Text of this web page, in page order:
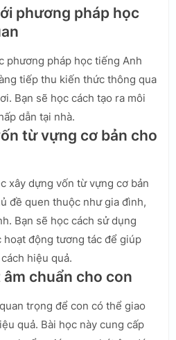
phương pháp học
phương pháp học tiếng Anh
tiếp thu kiến thức thông qua
Bạn sẽ học cách tạo ra môi
dẫn tại nhà.
từ vựng cơ bản cho
xây dựng vốn từ vựng cơ bản
đề quen thuộc như gia đình,
Bạn sẽ học cách sử dụng
động tương tác để giúp
hiệu quả.
chuẩn cho con
trọng để con có thể giao
quả. Bài học này cung cấp